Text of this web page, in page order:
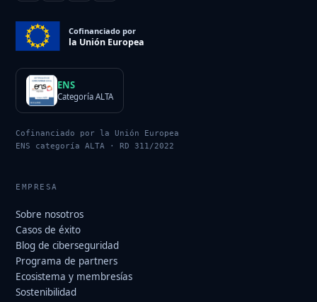
Cofinanciado por
la Unión Europea
ENS
Categoría ALTA
Cofinanciado por la Unión Europea
ENS categoría ALTA · RD 311/2022
EMPRESA
Sobre nosotros
Casos de éxito
Blog de ciberseguridad
Programa de partners
Ecosistema y membresías
Sostenibilidad